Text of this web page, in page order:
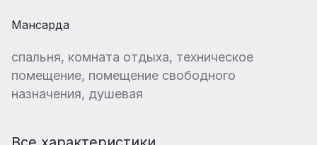
Мансарда
спальня, комната отдыха, техническое
помещение, помещение свободного
назначения, душевая